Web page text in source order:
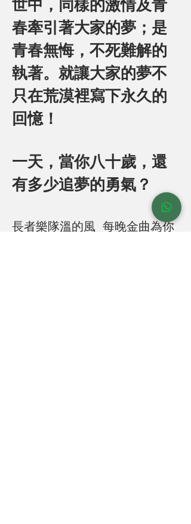
春牽引著大家的夢；是
青春無悔，不死難解的
執著。就讓大家的夢不
只在荒漠裡寫下永久的
回憶！
一天，當你八十歲，還
有多少追夢的勇氣？
長者樂隊溫的風 每晚金曲為你